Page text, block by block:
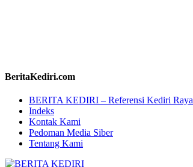
BeritaKediri.com
BERITA KEDIRI – Referensi Kediri Raya
Indeks
Kontak Kami
Pedoman Media Siber
Tentang Kami